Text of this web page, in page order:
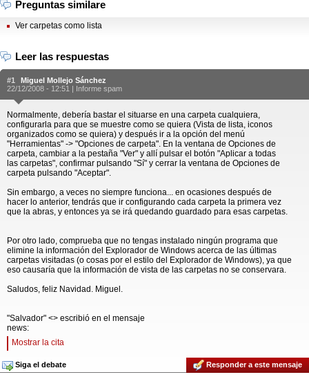
Preguntas similare
Ver carpetas como lista
Leer las respuestas
#1
Miguel Mollejo Sánchez
22/12/2008 - 12:51 | Informe spam
Normalmente, debería bastar el situarse en una carpeta cualquiera,
configurarla para que se muestre como se quiera (Vista de lista, iconos
organizados como se quiera) y después ir a la opción del menú
"Herramientas" -> "Opciones de carpeta". En la ventana de Opciones de
carpeta, cambiar a la pestaña "Ver" y allí pulsar el botón "Aplicar a todas
las carpetas", confirmar pulsando "Sí" y cerrar la ventana de Opciones de
carpeta pulsando "Aceptar".
Sin embargo, a veces no siempre funciona... en ocasiones después de
hacer lo anterior, tendrás que ir configurando cada carpeta la primera vez
que la abras, y entonces ya se irá quedando guardado para esas carpetas.
Por otro lado, comprueba que no tengas instalado ningún programa que
elimine la información del Explorador de Windows acerca de las últimas
carpetas visitadas (o cosas por el estilo del Explorador de Windows), ya que
eso causaría que la información de vista de las carpetas no se conservara.
Saludos, feliz Navidad. Miguel.
"Salvador" <> escribió en el mensaje
news:
Mostrar la cita
Siga el debate Responder a este mensaje